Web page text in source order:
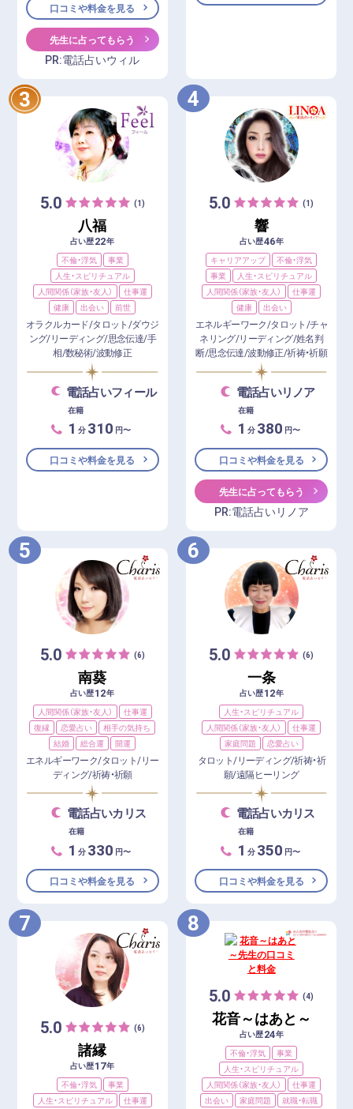
口コミや料金を見る
先生に占ってもらう
PR:電話占いウィル
3
5.0 (1)
八福
占い歴22年
不倫・浮気
事業
人生・スピリチュアル
人間関係（家族・友人）
仕事運
健康
出会い 前世
オラクルカード/タロット/ダウジ
ング/リーディング/思念伝達/手
相/数秘術/波動修正
電話占いフィール
在籍
1 分 310 円〜
口コミや料金を見る
4
5.0 (1)
響
占い歴46年
キャリアアップ
不倫・浮気
事業
人生・スピリチュアル
人間関係（家族・友人）
仕事運
健康
出会い
エネルギーワーク/タロット/チャ
ネリング/リーディング/姓名判
断/思念伝達/波動修正/祈祷・祈願
電話占いリノア
在籍
1 分 380 円〜
口コミや料金を見る
先生に占ってもらう
PR:電話占いリノア
5
5.0 (6)
南葵
占い歴12年
人間関係（家族・友人）
仕事運
復縁
恋愛占い
相手の気持ち
結婚
総合運 開運
エネルギーワーク/タロット/リー
ディング/祈祷・祈願
電話占いカリス
在籍
1 分 330 円〜
口コミや料金を見る
6
5.0 (6)
一条
占い歴12年
人生・スピリチュアル
人間関係（家族・友人）
仕事運
家庭問題
恋愛占い
タロット/リーディング/祈祷・祈
願/遠隔ヒーリング
電話占いカリス
在籍
1 分 350 円〜
口コミや料金を見る
7
5.0 (6)
諸縁
占い歴17年
不倫・浮気
事業
人生・スピリチュアル
仕事運
8
5.0 (4)
花音～はあと～
占い歴24年
不倫・浮気
事業
人生・スピリチュアル
人間関係（家族・友人）
仕事運
出会い
家庭問題 就職・転職